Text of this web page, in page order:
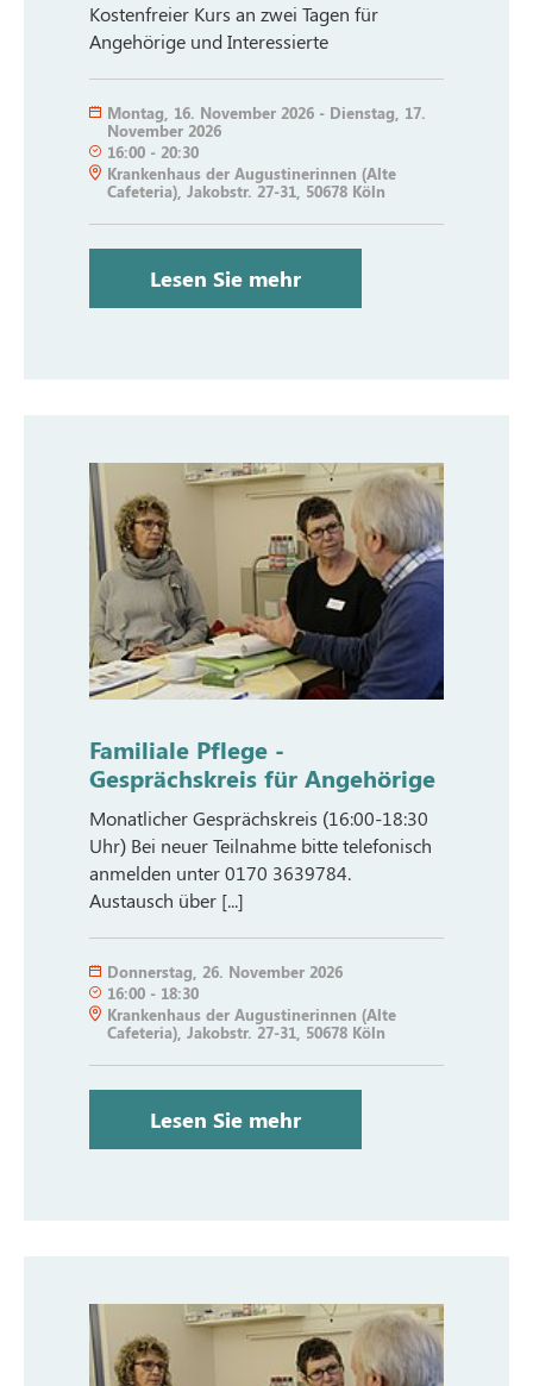
Kostenfreier Kurs an zwei Tagen für
Angehörige und Interessierte
Montag 16. November 2026 - Dienstag 17.
November 2026
16:00 - 20:30
Krankenhaus der Augustinerinnen (Alte
Cafeteria), Jakobstr. 27-31, 50678 Köln
Lesen Sie mehr
Familiale Pflege -
Gesprächskreis für Angehörige
Monatlicher Gesprächskreis (16:00-18:30
Uhr) Bei neuer Teilnahme bitte telefonisch
anmelden unter 0170 3639784.
Austausch über [...]
Donnerstag 26. November 2026
16:00 - 18:30
Krankenhaus der Augustinerinnen (Alte
Cafeteria), Jakobstr. 27-31, 50678 Köln
Lesen Sie mehr